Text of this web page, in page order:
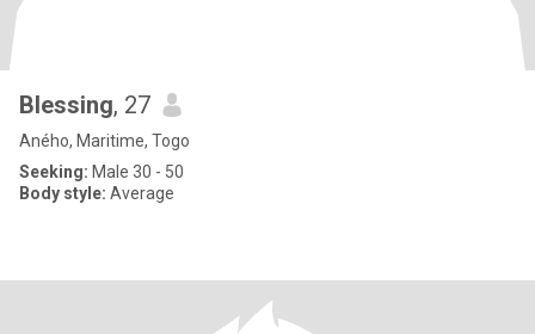
Blessing, 27
Aného, Maritime, Togo
Seeking: Male 30 - 50
Body style: Average